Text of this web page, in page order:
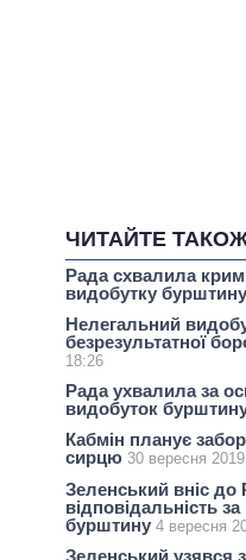
ЧИТАЙТЕ
Рада схвалила
видобутку бурштину
Нелегальний
безрезультатної
18:26
Рада ухвалила за
видобуток
Кабмін планує
сирцю 30 вересня
Зеленський вніс до
відповідальність
бурштину 4 вересня
Зеленський узявся